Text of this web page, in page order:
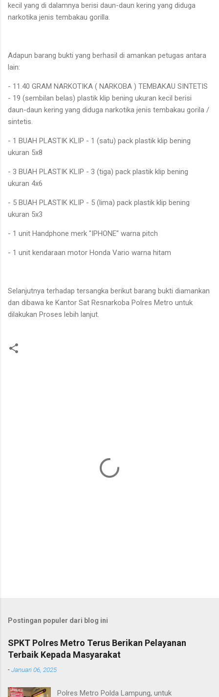
kecil yang di dalamnya berisi daun-daun kering yang diduga
narkotika jenis tembakau gorilla.
Adapun barang bukti yang berhasil di amankan petugas antara
lain:
- 11.40 GRAM NARKOTIKA ( NARKOBA ) TEMBAKAU SINTETIS
- 19 (sembilan belas) plastik klip bening ukuran kecil berisi
daun-daun kering yang diduga narkotika jenis tembakau gorila /
sintetis.
- 1 BUAH PLASTIK KLIP - 1 (satu) pack plastik klip bening
ukuran 5x8
- 3 BUAH PLASTIK KLIP - 3 (tiga) pack plastik klip bening
ukuran 4x6
- 5 BUAH PLASTIK KLIP - 5 (lima) pack plastik klip bening
ukuran 5x3
- 1 unit Handphone merk "IPHONE" warna pitch
- 1 unit kendaraan motor Honda Vario warna hitam
Selanjutnya terhadap tersangka berikut barang bukti diamankan
dan dibawa ke Kantor Sat Resnarkoba Polres Metro untuk
dilakukan Proses lebih lanjut.
Postingan populer dari blog ini
SPKT Polres Metro Terus Berikan Pelayanan
Terbaik Kepada Masyarakat
-Januari 06, 2025
Polres Metro Polda Lampung, untuk